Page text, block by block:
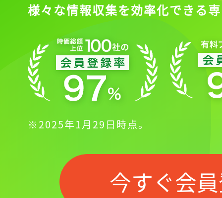
様々な情報収集を効率化できる
※2025年1月29日時点。
今すぐ会